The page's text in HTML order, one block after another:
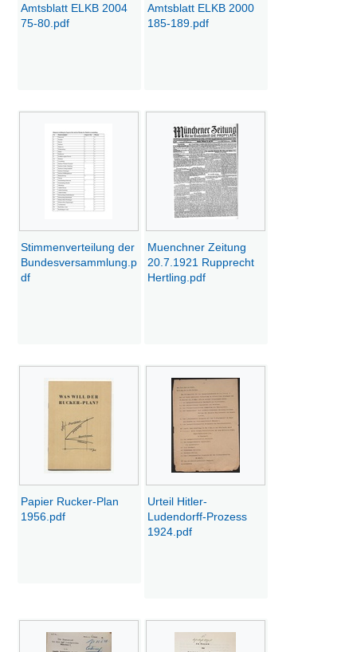
Amtsblatt ELKB 2004
75-80.pdf
Amtsblatt ELKB 2000
185-189.pdf
Stimmenverteilung der
Bundesversammlung.p
df
Muenchner Zeitung
20.7.1921 Rupprecht
Hertling.pdf
Papier Rucker-Plan
1956.pdf
Urteil Hitler-
Ludendorff-Prozess
1924.pdf